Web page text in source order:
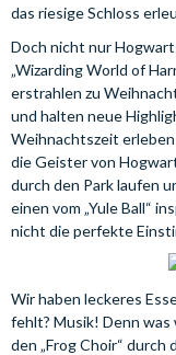
das riesige Schloss
Doch nicht nur
„Wizarding World of
erstrahlen zu
und halten neue
Weihnachtszeit erleben
die Geister von
durch den Park laufen
einen vom „Yule Ball“
nicht die perfekte
Wir haben leckeres
fehlt? Musik! Denn was
den „Frog Choir“ durch